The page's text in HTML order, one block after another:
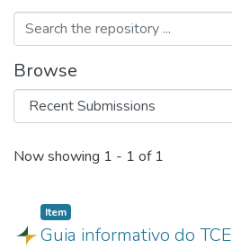
Browse
Recent Submissions
Now showing 1 - 1 of 1
Item
Guia informativo do TCE